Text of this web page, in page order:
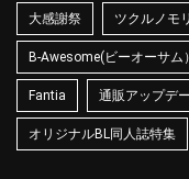
大感謝祭 ツクルノモリ
B-Awesome(ビーオーサム
Fantia 通販アップデ
オリジナルBL同人誌特集